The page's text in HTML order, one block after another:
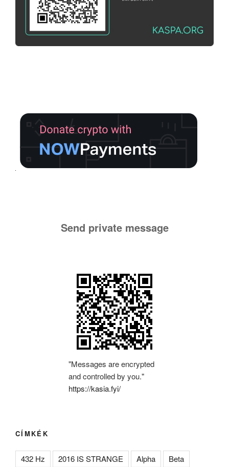
Send private message
"Messages are encrypted
and controlled by you."
https://kasia.fyi/
CÍMKÉK
432 Hz 2016 IS STRANGE Alpha
Beta